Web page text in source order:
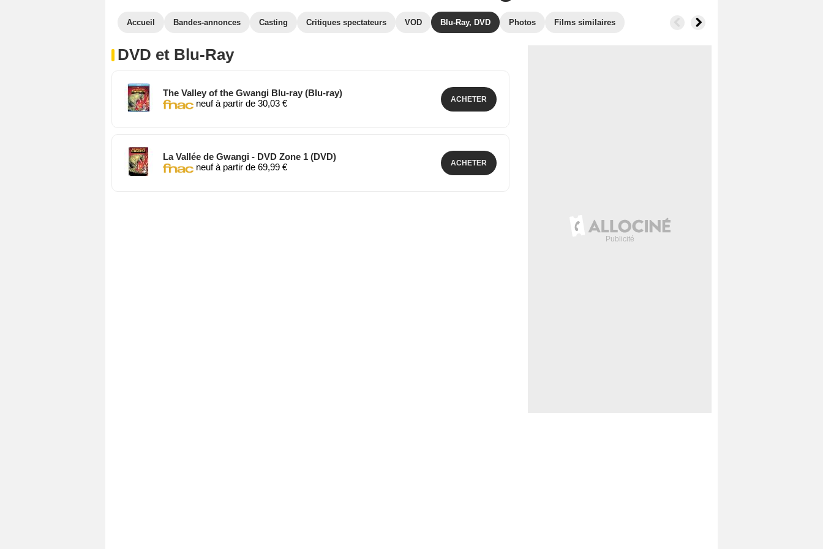
Accueil Bandes-annonces Casting Critiques spectateurs VOD Blu-Ray, DVD Photos Films similaires
DVD et Blu-Ray
The Valley of the Gwangi Blu-ray (Blu-ray)
neuf à partir de 30,03 €
ACHETER
La Vallée de Gwangi - DVD Zone 1 (DVD)
neuf à partir de 69,99 €
ACHETER